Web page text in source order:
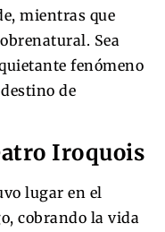
mientras que
Sea
fenómeno
de
Iroquois
lugar en el
cobrando la vida